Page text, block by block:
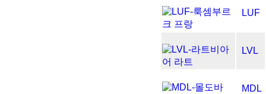
LUF
LVL
MDL